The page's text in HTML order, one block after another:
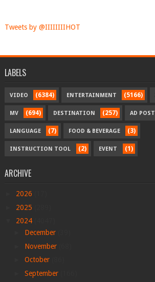
Tweets by @IIIIIIIIHOT
LABELS
VIDEO (6384) ENTERTAINMENT (5166)
MV (694) DESTINATION (257) AD POST
LANGUAGE (7) FOOD & BEVERAGE (3)
INSTRUCTION TOOL (2) EVENT (1)
ARCHIVE
2026
2025
2024
December
November
October
September